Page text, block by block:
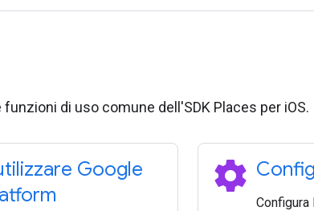
funzioni di uso comune dell'SDK Places per iOS.
Google
settings